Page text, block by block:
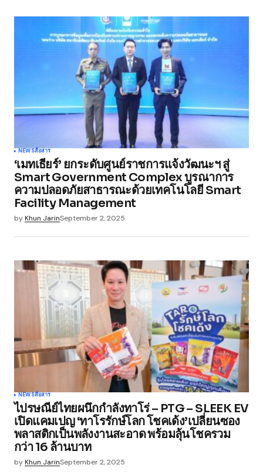
NEWSสื่อสาร
‘เมทเธียร์’ ยกระดับศูนย์ราชการแจ้งวัฒนะฯ สู่
Smart Government Complex บูรณาการ
ความปลอดภัยสาธารณะด้วยเทคโนโลยี Smart
Facility Management
byKhun JarinSeptember 2, 2025
NEWSสื่อสาร
ไปรษณีย์ไทยผนึกกำลังทาโร่ – PTG – SLEEK EV
เปิดแคมเปญ ‘ทาโรรักษ์โลก โชคเด้ง’เปลี่ยนซอง
พลาสติกเป็นพลังงานสะอาด พร้อมลุ้นโชครวม
กว่า 16 ล้านบาท
byKhun JarinSeptember 2, 2025